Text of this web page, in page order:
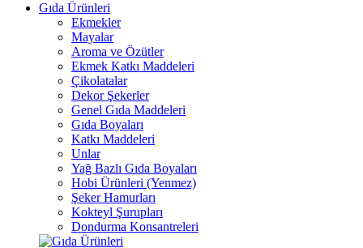
Gıda Ürünleri
Ekmekler
Mayalar
Aroma ve Özütler
Ekmek Katkı Maddeleri
Çikolatalar
Dekor Şekerler
Genel Gıda Maddeleri
Gıda Boyaları
Katkı Maddeleri
Unlar
Yağ Bazlı Gıda Boyaları
Hobi Ürünleri (Yenmez)
Şeker Hamurları
Kokteyl Şurupları
Dondurma Konsantreleri